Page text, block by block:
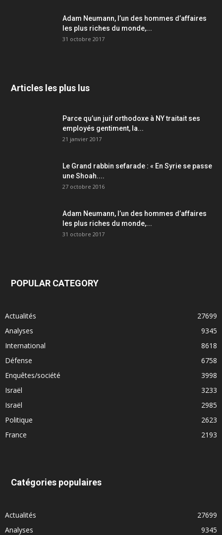
Adam Neumann, l’un des hommes d’affaires
les plus riches du monde,...
31 octobre 2017
Articles les plus lus
Parce qu’un juif orthodoxe à NY traitait ses
employés gentiment, la...
21 janvier 2017
Le Grand rabbin sefarade : « En Syrie se passe
une Shoah....
27 octobre 2016
Adam Neumann, l’un des hommes d’affaires
les plus riches du monde,...
31 octobre 2017
POPULAR CATEGORY
Actualités
27699
Analyses
9345
International
8618
Défense
6758
Enquêtes/société
3998
Israël
3233
Israël
2985
Politique
2623
France
2193
Catégories populaires
Actualités
27699
Analyses
9345